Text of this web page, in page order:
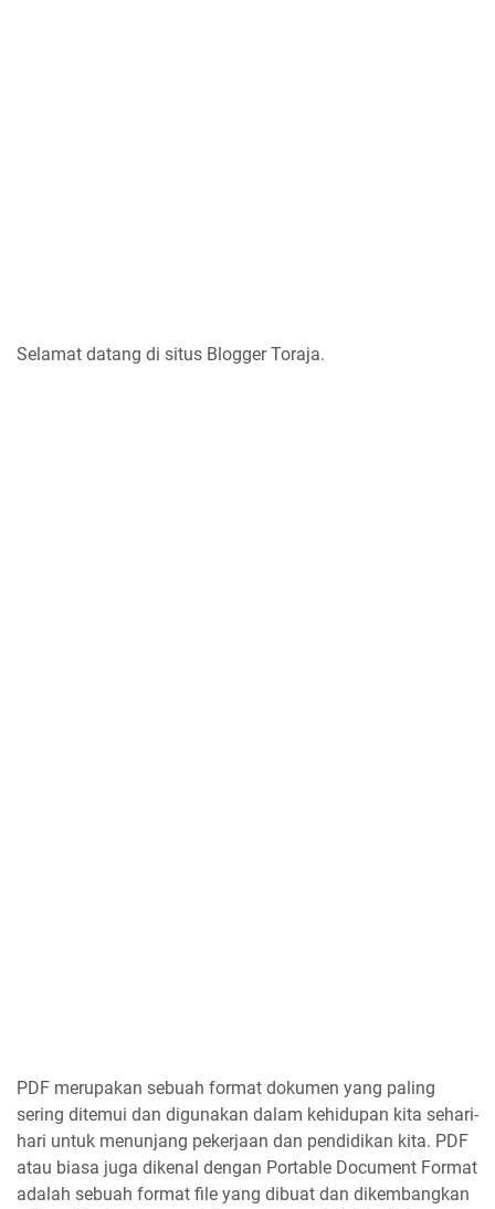
Selamat datang di situs Blogger Toraja.
PDF merupakan sebuah format dokumen yang paling
sering ditemui dan digunakan dalam kehidupan kita sehari-
hari untuk menunjang pekerjaan dan pendidikan kita. PDF
atau biasa juga dikenal dengan Portable Document Format
adalah sebuah format file yang dibuat dan dikembangkan